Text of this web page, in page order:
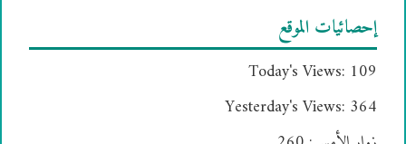
إحصائيات الموقع
Today's Views: 109
Yesterday's Views: 364